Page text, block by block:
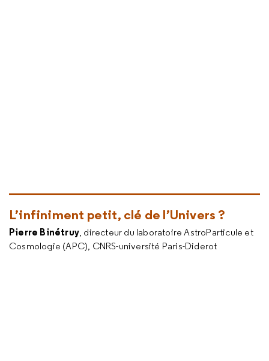
L’infiniment petit, clé de l’Univers ?
Pierre Binétruy, directeur du laboratoire AstroParticule et
Cosmologie (APC), CNRS-université Paris-Diderot